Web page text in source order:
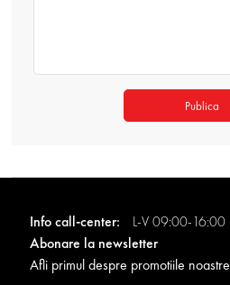
Publica
Info call-center:
L-V 09:00-16:00
Abonare la newsletter
Afli primul despre promotiile noastre